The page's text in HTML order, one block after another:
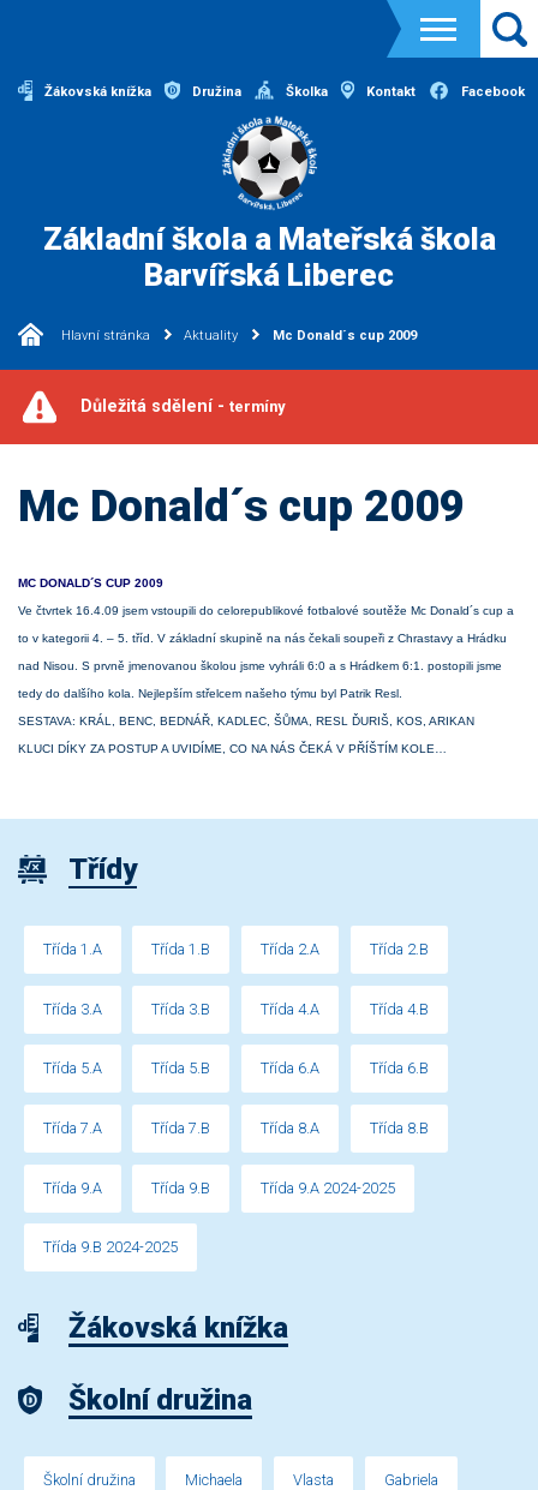
Žákovská knížka Družina Školka Kontakt Facebook
Základní škola a Mateřská škola
Barvířská Liberec
Hlavní stránka Aktuality Mc Donald´s cup 2009
Důležitá sdělení - termíny
Mc Donald´s cup 2009
MC DONALD´S CUP 2009
Ve čtvrtek 16.4.09 jsem vstoupili do celorepublikové fotbalové soutěže Mc Donald´s cup a
to v kategorii 4. – 5. tříd. V základní skupině na nás čekali soupeři z Chrastavy a Hrádku
nad Nisou. S prvně jmenovanou školou jsme vyhráli 6:0 a s Hrádkem 6:1. postopili jsme
tedy do dalšího kola. Nejlepším střelcem našeho týmu byl Patrik Resl.
SESTAVA: KRÁL, BENC, BEDNÁŘ, KADLEC, ŠŮMA, RESL ĎURIŠ, KOS, ARIKAN
KLUCI DÍKY ZA POSTUP A UVIDÍME, CO NA NÁS ČEKÁ V PŘÍŠTÍM KOLE…
Třídy
Třída 1.A Třída 1.B Třída 2.A Třída 2.B
Třída 3.A Třída 3.B Třída 4.A Třída 4.B
Třída 5.A Třída 5.B Třída 6.A Třída 6.B
Třída 7.A Třída 7.B Třída 8.A Třída 8.B
Třída 9.A Třída 9.B Třída 9.A 2024-2025
Třída 9.B 2024-2025
Žákovská knížka
Školní družina
Školní družina Michaela Vlasta Gabriela